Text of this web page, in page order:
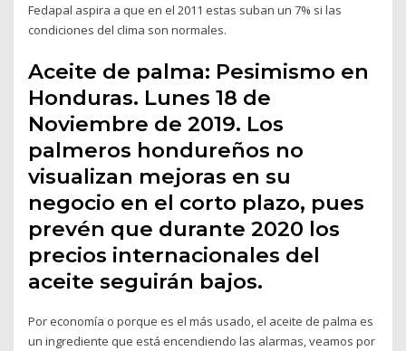
Fedapal aspira a que en el 2011 estas suban un 7% si las
condiciones del clima son normales.
Aceite de palma: Pesimismo en
Honduras. Lunes 18 de
Noviembre de 2019. Los
palmeros hondureños no
visualizan mejoras en su
negocio en el corto plazo, pues
prevén que durante 2020 los
precios internacionales del
aceite seguirán bajos.
Por economía o porque es el más usado, el aceite de palma es
un ingrediente que está encendiendo las alarmas, veamos por